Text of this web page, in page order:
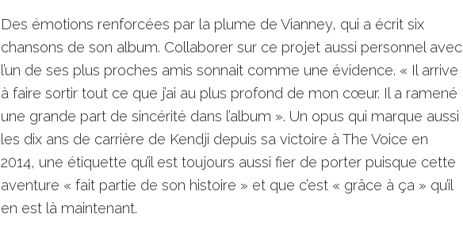
Des émotions renforcées par la plume de Vianney, qui a écrit six
chansons de son album. Collaborer sur ce projet aussi personnel avec
l’un de ses plus proches amis sonnait comme une évidence. « Il arrive
à faire sortir tout ce que j’ai au plus profond de mon cœur. Il a ramené
une grande part de sincérité dans l’album ». Un opus qui marque aussi
les dix ans de carrière de Kendji depuis sa victoire à The Voice en
2014, une étiquette qu’il est toujours aussi fier de porter puisque cette
aventure « fait partie de son histoire » et que c’est « grâce à ça » qu’il
en est là maintenant.